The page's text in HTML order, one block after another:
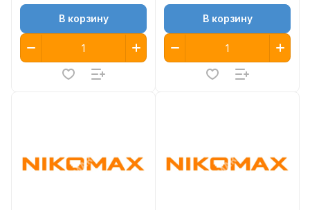
В корзину В корзину